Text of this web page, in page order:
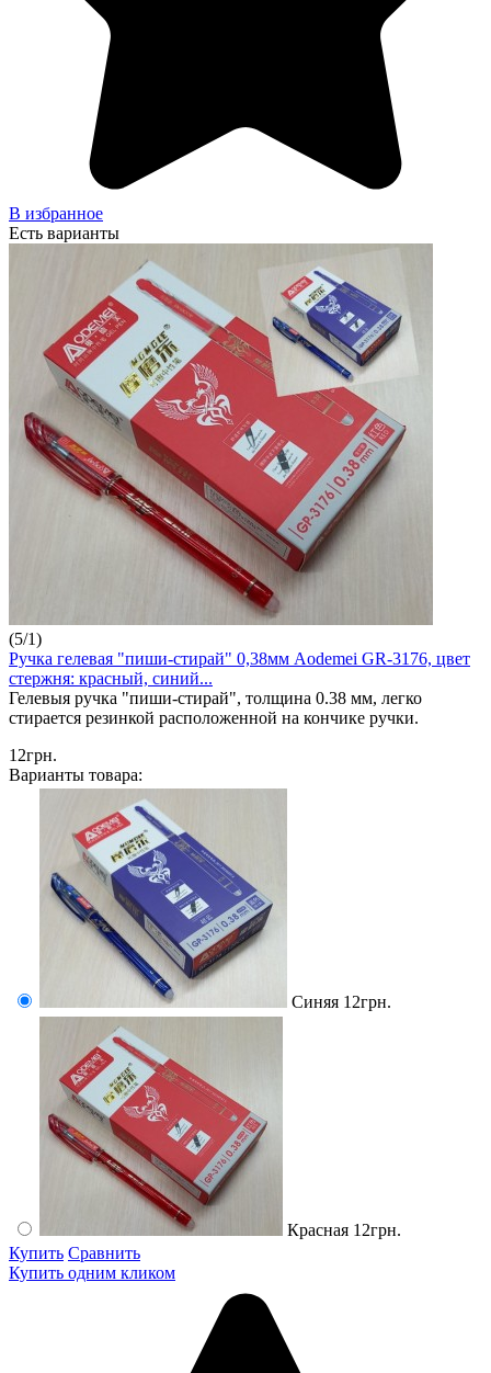
В избранное
Есть варианты
(5/1)
Ручка гелевая "пиши-стирай" 0,38мм Aodemei GR-3176, цвет
стержня: красный, синий...
Гелевыя ручка "пиши-стирай", толщина 0.38 мм, легко
стирается резинкой расположенной на кончике ручки.
12грн.
Варианты товара:
Синяя 12грн.
Красная 12грн.
Купить Сравнить
Купить одним кликом